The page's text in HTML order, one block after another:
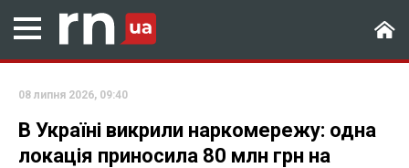
08 липня 2026, 09:40
В Україні викрили наркомережу: одна
локація приносила 80 млн грн на